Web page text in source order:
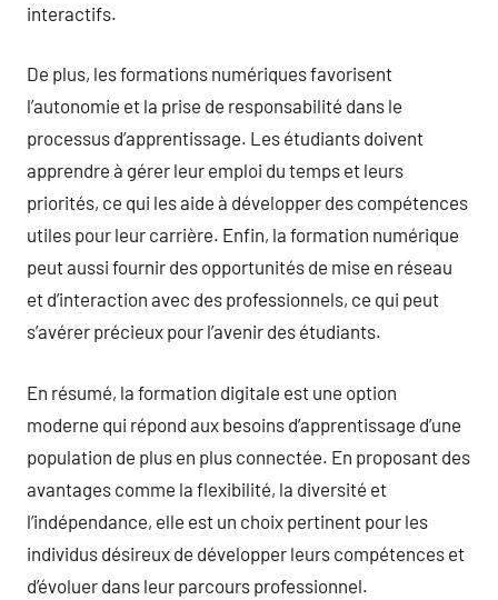
interactifs.
De plus, les formations numériques favorisent
l’autonomie et la prise de responsabilité dans le
processus d’apprentissage. Les étudiants doivent
apprendre à gérer leur emploi du temps et leurs
priorités, ce qui les aide à développer des compétences
utiles pour leur carrière. Enfin, la formation numérique
peut aussi fournir des opportunités de mise en réseau
et d’interaction avec des professionnels, ce qui peut
s’avérer précieux pour l’avenir des étudiants.
En résumé, la formation digitale est une option
moderne qui répond aux besoins d’apprentissage d’une
population de plus en plus connectée. En proposant des
avantages comme la flexibilité, la diversité et
l’indépendance, elle est un choix pertinent pour les
individus désireux de développer leurs compétences et
d’évoluer dans leur parcours professionnel.